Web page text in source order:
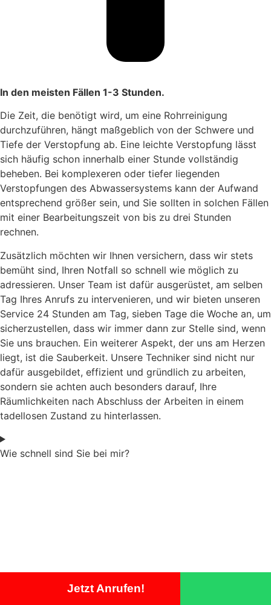
In den meisten Fällen 1-3 Stunden.
Die Zeit, die benötigt wird, um eine Rohrreinigung
durchzuführen, hängt maßgeblich von der Schwere und
Tiefe der Verstopfung ab. Eine leichte Verstopfung lässt
sich häufig schon innerhalb einer Stunde vollständig
beheben. Bei komplexeren oder tiefer liegenden
Verstopfungen des Abwassersystems kann der Aufwand
entsprechend größer sein, und Sie sollten in solchen Fällen
mit einer Bearbeitungszeit von bis zu drei Stunden
rechnen.
Zusätzlich möchten wir Ihnen versichern, dass wir stets
bemüht sind, Ihren Notfall so schnell wie möglich zu
adressieren. Unser Team ist dafür ausgerüstet, am selben
Tag Ihres Anrufs zu intervenieren, und wir bieten unseren
Service 24 Stunden am Tag, sieben Tage die Woche an, um
sicherzustellen, dass wir immer dann zur Stelle sind, wenn
Sie uns brauchen. Ein weiterer Aspekt, der uns am Herzen
liegt, ist die Sauberkeit. Unsere Techniker sind nicht nur
dafür ausgebildet, effizient und gründlich zu arbeiten,
sondern sie achten auch besonders darauf, Ihre
Räumlichkeiten nach Abschluss der Arbeiten in einem
tadellosen Zustand zu hinterlassen.
Wie schnell sind Sie bei mir?
Jetzt Anrufen!